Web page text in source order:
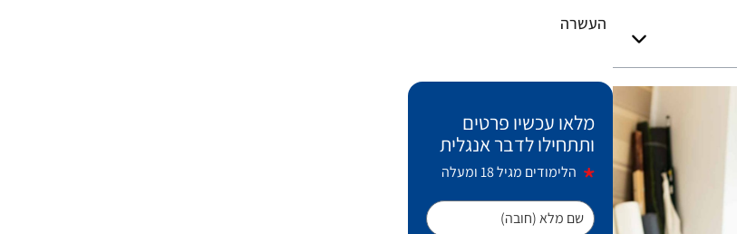
העשרה
מלאו עכשיו פרטים
ותתחילו לדבר אנגלית
הלימודים מגיל 18 ומעלה
שם מלא (חובה)